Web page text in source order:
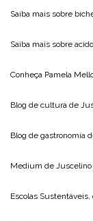
Saiba mais sobre
Saiba mais sobre
Conheça Pamela
Blog de cultura de
Blog de gastronomia
Medium de Juscelino
Escolas Sustentáveis,